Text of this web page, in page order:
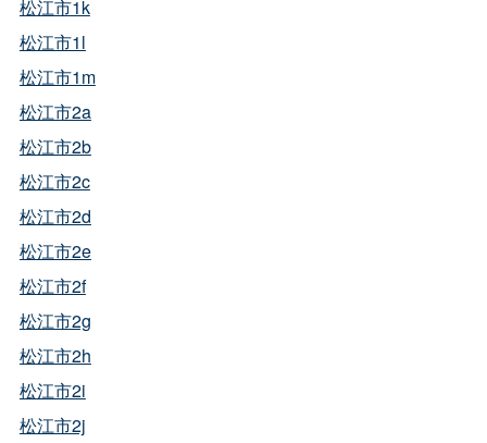
松江市1k
松江市1l
松江市1m
松江市2a
松江市2b
松江市2c
松江市2d
松江市2e
松江市2f
松江市2g
松江市2h
松江市2i
松江市2j